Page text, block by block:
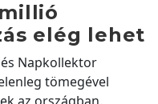
elég lehet
Napkollektor
tömegével